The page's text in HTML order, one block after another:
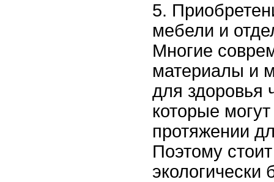
5.
мебели и
Многие
материалы и
для здоровья
которые
протяжении
Поэтому
экологически